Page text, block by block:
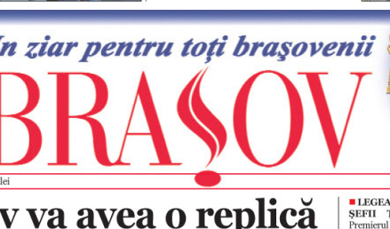
1 NZD= 2.6097 RON
1 PLN= 1.1646 RON
1 RSD= 0.0425 RON
1 RUB= 0.0530 RON
1 SEK= 0.4526 RON
1 TRY
= 0.1141 RON
1 UAH = 0.1048 RON
1 XDR= 5.9383 RON
1 ZAR
= 0.2318 RON